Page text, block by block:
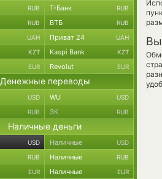
RUB Т-Банк RUB
RUB ВТБ RUB
UAH Приват 24 UAH
KZT Kaspi Bank KZT
EUR Revolut EUR
Денежные переводы
USD WU USD
RUB ЗК RUB
Наличные деньги
USD Наличные USD
RUB Наличные RUB
EUR Наличные EUR